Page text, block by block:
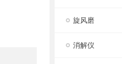
旋风磨
消解仪